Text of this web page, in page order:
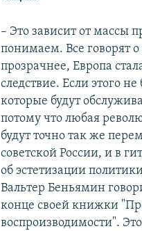
– Это зависит от массы
понимаем. Все говорят
прозрачнее, Европа
следствие. Если этого
которые будут
потому что любая
будут точно так же
советской России, и в
об эстетизации
Вальтер Беньямин
конце своей книжки
воспроизводимости".